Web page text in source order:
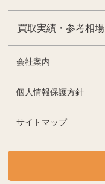
買取実績・参考相場
会社案内
個人情報保護方針
サイトマップ